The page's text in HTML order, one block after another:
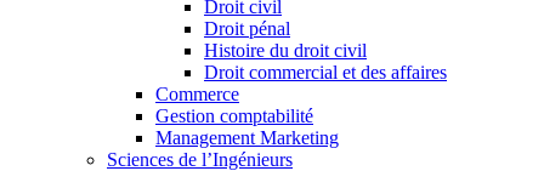
Droit civil
Droit pénal
Histoire du droit civil
Droit commercial et des affaires
Commerce
Gestion comptabilité
Management Marketing
Sciences de l’Ingénieurs